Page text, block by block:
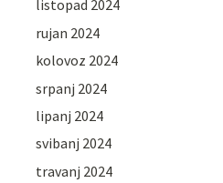
listopad 2024
rujan 2024
kolovoz 2024
srpanj 2024
lipanj 2024
svibanj 2024
travanj 2024